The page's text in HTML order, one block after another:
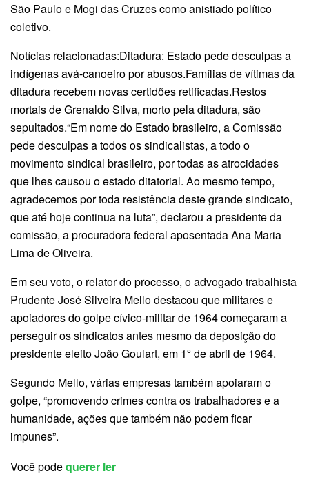
São Paulo e Mogi das Cruzes como anistiado político
coletivo.
Notícias relacionadas:Ditadura: Estado pede desculpas a
indígenas avá-canoeiro por abusos.Famílias de vítimas da
ditadura recebem novas certidões retificadas.Restos
mortais de Grenaldo Silva, morto pela ditadura, são
sepultados.“Em nome do Estado brasileiro, a Comissão
pede desculpas a todos os sindicalistas, a todo o
movimento sindical brasileiro, por todas as atrocidades
que lhes causou o estado ditatorial. Ao mesmo tempo,
agradecemos por toda resistência deste grande sindicato,
que até hoje continua na luta”, declarou a presidente da
comissão, a procuradora federal aposentada Ana Maria
Lima de Oliveira.
Em seu voto, o relator do processo, o advogado trabalhista
Prudente José Silveira Mello destacou que militares e
apoiadores do golpe cívico-militar de 1964 começaram a
perseguir os sindicatos antes mesmo da deposição do
presidente eleito João Goulart, em 1º de abril de 1964.
Segundo Mello, várias empresas também apoiaram o
golpe, “promovendo crimes contra os trabalhadores e a
humanidade, ações que também não podem ficar
impunes”.
Você podequerer ler